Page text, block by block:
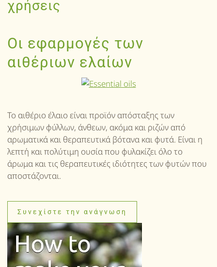
χρήσεις
Οι εφαρμογές των
αιθέριων ελαίων
Το αιθέριο έλαιο είναι προϊόν απόσταξης των
χρήσιμων φύλλων, άνθεων, ακόμα και ριζών από
αρωματικά και θεραπευτικά βότανα και φυτά. Είναι η
λεπτή και πολύτιμη ουσία που φυλακίζει όλο το
άρωμα και τις θεραπευτικές ιδιότητες των φυτών που
αποστάζονται.
Συνεχίστε την ανάγνωση